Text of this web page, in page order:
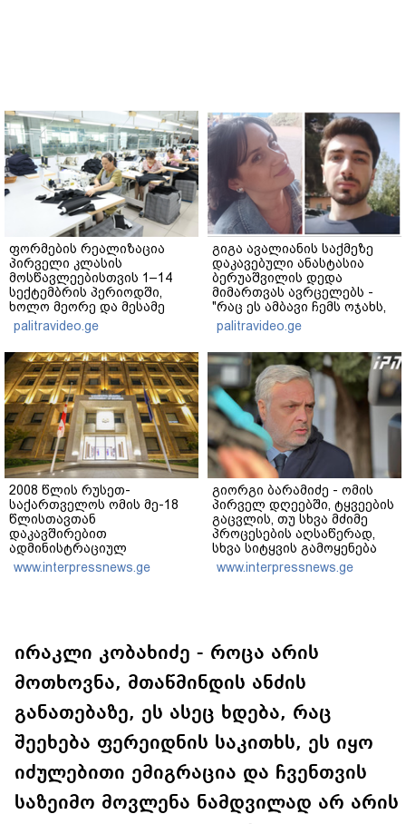
ფორმების რეალიზაცია
პირველი კლასის
მოსწავლეებისთვის 1–14
სექტემბრის პერიოდში,
ხოლო მეორე და მესამე
ეტაპებზე...
palitravideo.ge
გიგა ავალიანის საქმეზე
დაკავებული ანასტასია
ბერუაშვილის დედა
მიმართვას ავრცელებს -
"რაც ეს ამბავი ჩემს ოჯახს,
ჩემს ანასტასიას გადახდა
თავს, მის მერე მე მე არ
ვარ"
palitravideo.ge
2008 წლის რუსეთ-
საქართველოს ომის მე-18
წლისთავთან
დაკავშირებით
ადმინისტრაციულ
შენობებზე სახელმწიფო
დროშები დაეშვა
www.interpressnews.ge
გიორგი ბარამიძე - ომის
პირველ დღეებში, ტყვეების
გაცვლის, თუ სხვა მძიმე
პროცესების აღსაწერად,
სხვა სიტყვის გამოყენება
აჯობებდა - არასდროს
მითქვამს, რომ ჩვენები
ფაქტი ვიცი
www.interpressnews.ge
ირაკლი კობახიძე - როცა არის
მოთხოვნა, მთაწმინდის ანძის
განათებაზე, ეს ასეც ხდება, რაც
შეეხება ფერეიდნის საკითხს, ეს იყო
იძულებითი ემიგრაცია და ჩვენთვის
საზეიმო მოვლენა ნამდვილად არ არის